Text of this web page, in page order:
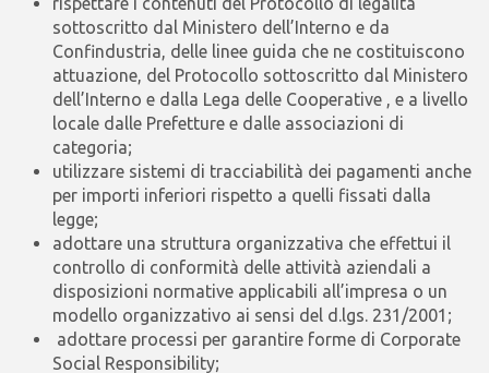
sottoscritto dal Ministero dell’Interno e da
Confindustria, delle linee guida che ne costituiscono
attuazione, del Protocollo sottoscritto dal Ministero
dell’Interno e dalla Lega delle Cooperative , e a livello
locale dalle Prefetture e dalle associazioni di
categoria;
utilizzare sistemi di tracciabilità dei pagamenti anche
per importi inferiori rispetto a quelli fissati dalla
legge;
adottare una struttura organizzativa che effettui il
controllo di conformità delle attività aziendali a
disposizioni normative applicabili all’impresa o un
modello organizzativo ai sensi del d.lgs. 231/2001;
adottare processi per garantire forme di Corporate
Social Responsibility;